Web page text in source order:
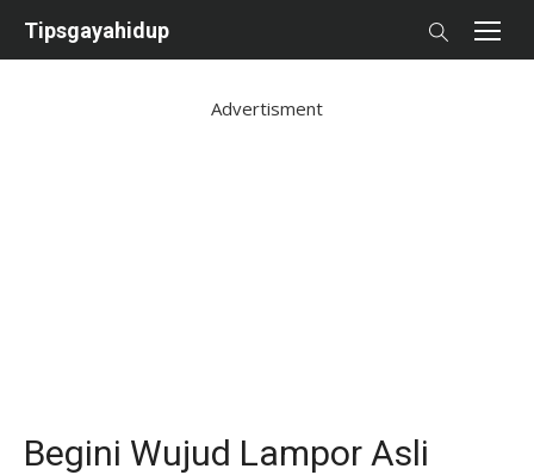
Tipsgayahidup
Advertisment
Begini Wujud Lampor Asli